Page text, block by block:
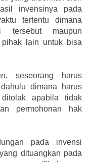
invensinya pada
tertentu dimana
tersebut maupun
pihak lain untuk bisa
seseorang harus
dimana harus
apabila tidak
permohonan hak
pada invensi
dituangkan pada